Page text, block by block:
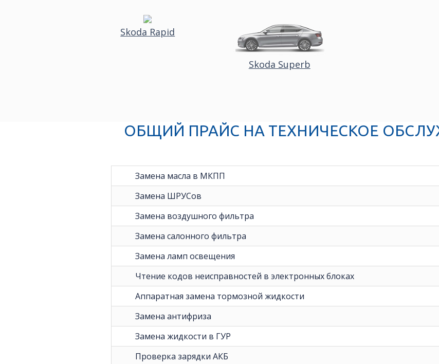
Skoda Rapid
Skoda Superb
ОБЩИЙ ПРАЙС НА ТЕХНИЧЕСКОЕ
Замена масла в МКПП
Замена ШРУСов
Замена воздушного фильтра
Замена салонного фильтра
Замена ламп освещения
Чтение кодов неисправностей в электронных блоках
Аппаратная замена тормозной жидкости
Замена антифриза
Замена жидкости в ГУР
Проверка зарядки АКБ